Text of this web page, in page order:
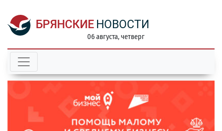
БРЯНСКИЕ НОВОСТИ
06 августа, четверг